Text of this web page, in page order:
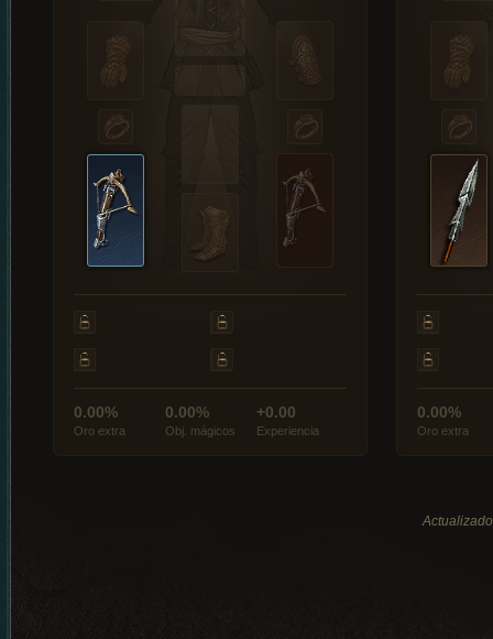
0.00%
Oro extra
0.00%
Obj. mágicos
+0.00
Experiencia
0.00%
Oro extra